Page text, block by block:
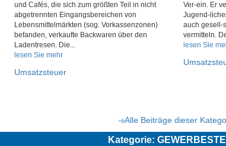
und Cafés, die sich zum größten Teil in nicht
abgetrennten Eingangsbereichen von
Lebensmittelmärkten (sog. Vorkassenzonen)
befanden, verkaufte Backwaren über den
Ladentresen. Die...
lesen Sie mehr
Umsatzsteuer
Ver-ein. Er
Jugend-
auch gesell-
vermitteln.
lesen Sie
Alle Beiträge dieser
Kategorie: